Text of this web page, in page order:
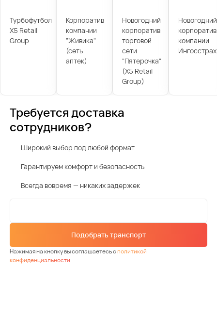
Турбофутбол
X5 Retail
Group
Корпоратив
компании
"Живика"
(сеть
аптек)
Новогодний
корпоратив
торговой
сети
"Пятерочка"
(X5 Retail
Group)
Новогодний
корпоратив
компании
Ингосстрах
Требуется доставка
сотрудников?
Широкий выбор под любой формат
Гарантируем комфорт и безопасность
Всегда вовремя — никаких задержек
Подобрать транспорт
Нажимая на кнопку вы соглашаетесь сполитикой
конфиденциальности